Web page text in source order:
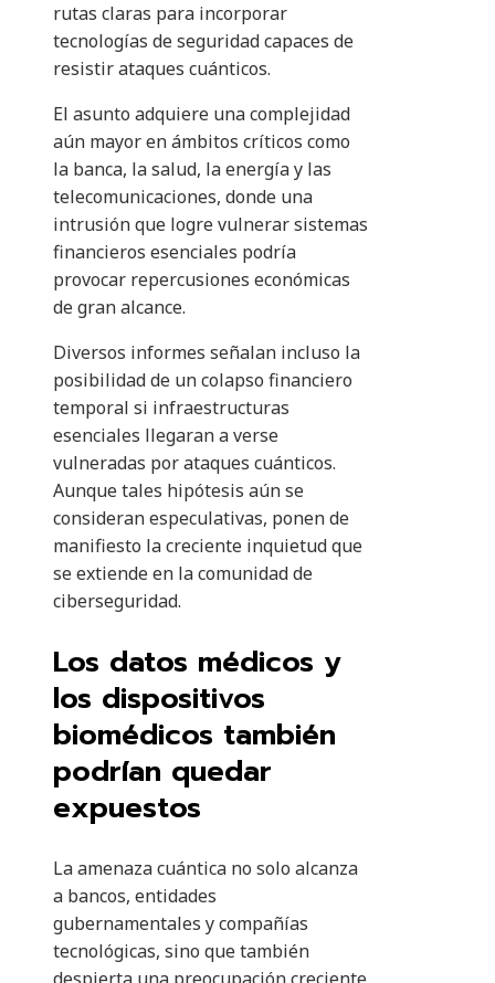
rutas claras para incorporar
tecnologías de seguridad capaces de
resistir ataques cuánticos.
El asunto adquiere una complejidad
aún mayor en ámbitos críticos como
la banca, la salud, la energía y las
telecomunicaciones, donde una
intrusión que logre vulnerar sistemas
financieros esenciales podría
provocar repercusiones económicas
de gran alcance.
Diversos informes señalan incluso la
posibilidad de un colapso financiero
temporal si infraestructuras
esenciales llegaran a verse
vulneradas por ataques cuánticos.
Aunque tales hipótesis aún se
consideran especulativas, ponen de
manifiesto la creciente inquietud que
se extiende en la comunidad de
ciberseguridad.
Los datos médicos y
los dispositivos
biomédicos también
podrían quedar
expuestos
La amenaza cuántica no solo alcanza
a bancos, entidades
gubernamentales y compañías
tecnológicas, sino que también